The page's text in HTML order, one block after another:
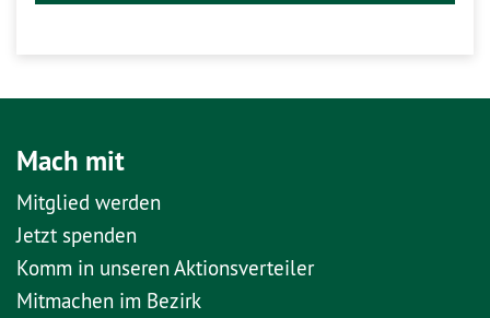
Mach mit
Mitglied werden
Jetzt spenden
Komm in unseren Aktionsverteiler
Mitmachen im Bezirk